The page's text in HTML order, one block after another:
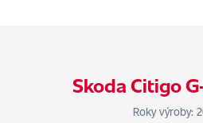
Skoda Citigo
Roky výroby: